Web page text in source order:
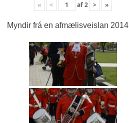
« < af2 > »
Myndir frá en afmælisveislan 2014